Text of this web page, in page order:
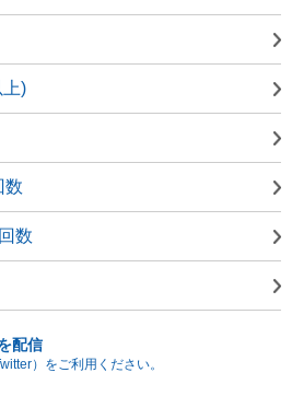
)
数
数
配信
）をご利用ください。